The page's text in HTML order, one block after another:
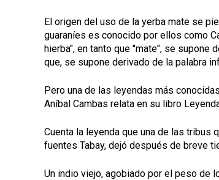
El origen del uso de la yerba mate se
guaraníes es conocido por ellos como
hierba", en tanto que "mate", se supone
que, se supone derivado de la palabra
Pero una de las leyendas más
Aníbal Cambas relata en su libro
Cuenta la leyenda que una de las
fuentes Tabay, dejó después de breve
Un indio viejo, agobiado por el peso de